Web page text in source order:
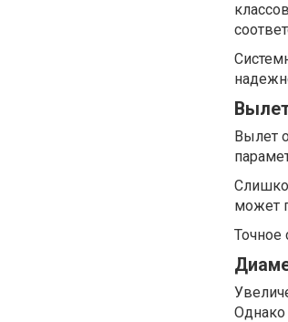
Вылет
может
Точное
Однако